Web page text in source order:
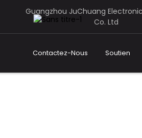
Guangzhou JuChuang
Co. Ltd
Contactez-Nous Soutien